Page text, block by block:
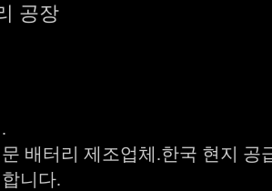
공장
배터리 제조업체.한국 현지 공
니다.